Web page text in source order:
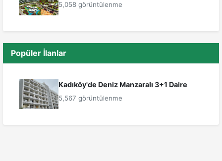
5,058 görüntülenme
Popüler İlanlar
Kadıköy'de Deniz Manzaralı 3+1 Daire
5,567 görüntülenme